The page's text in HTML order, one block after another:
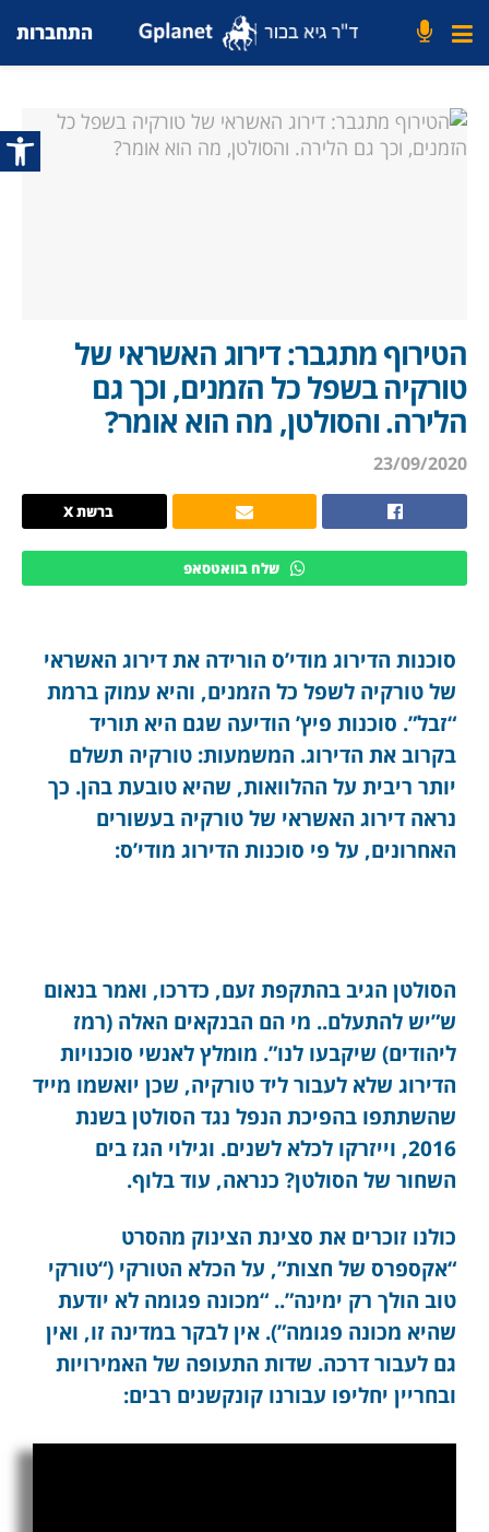
פתח
התחברות
הטירוף מתגבר: דירוג האשראי של
טורקיה בשפל כל הזמנים, וכך גם
הלירה. והסולטן, מה הוא אומר?
23/09/2020
ברשת X
שלח בוואטסאפ
סוכנות הדירוג מודי’ס הורידה את דירוג האשראי
של טורקיה לשפל כל הזמנים, והיא עמוק ברמת
“זבל”. סוכנות פיץ’ הודיעה שגם היא תוריד
בקרוב את הדירוג. המשמעות: טורקיה תשלם
יותר ריבית על ההלוואות, שהיא טובעת בהן. כך
נראה דירוג האשראי של טורקיה בעשורים
האחרונים, על פי סוכנות הדירוג מודי’ס:
הסולטן הגיב בהתקפת זעם, כדרכו, ואמר בנאום
ש”יש להתעלם.. מי הם הבנקאים האלה (רמז
ליהודים) שיקבעו לנו”. מומלץ לאנשי סוכנויות
הדירוג שלא לעבור ליד טורקיה, שכן יואשמו מייד
שהשתתפו בהפיכת הנפל נגד הסולטן בשנת
2016, וייזרקו לכלא לשנים. וגילוי הגז בים
השחור של הסולטן? כנראה, עוד בלוף.
כולנו זוכרים את סצינת הצינוק מהסרט
“אקספרס של חצות”, על הכלא הטורקי (“טורקי
טוב הולך רק ימינה”.. “מכונה פגומה לא יודעת
שהיא מכונה פגומה”). אין לבקר במדינה זו, ואין
גם לעבור דרכה. שדות התעופה של האמירויות
ובחריין יחליפו עבורנו קונקשנים רבים: